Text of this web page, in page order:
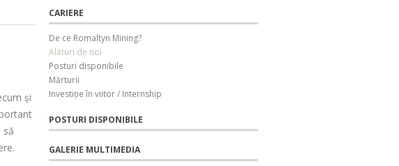
și
să
CARIERE
De ce Romaltyn Mining?
Alături de noi
Posturi disponibile
Mărturii
Investiție în viitor / Internship
POSTURI DISPONIBILE
GALERIE MULTIMEDIA